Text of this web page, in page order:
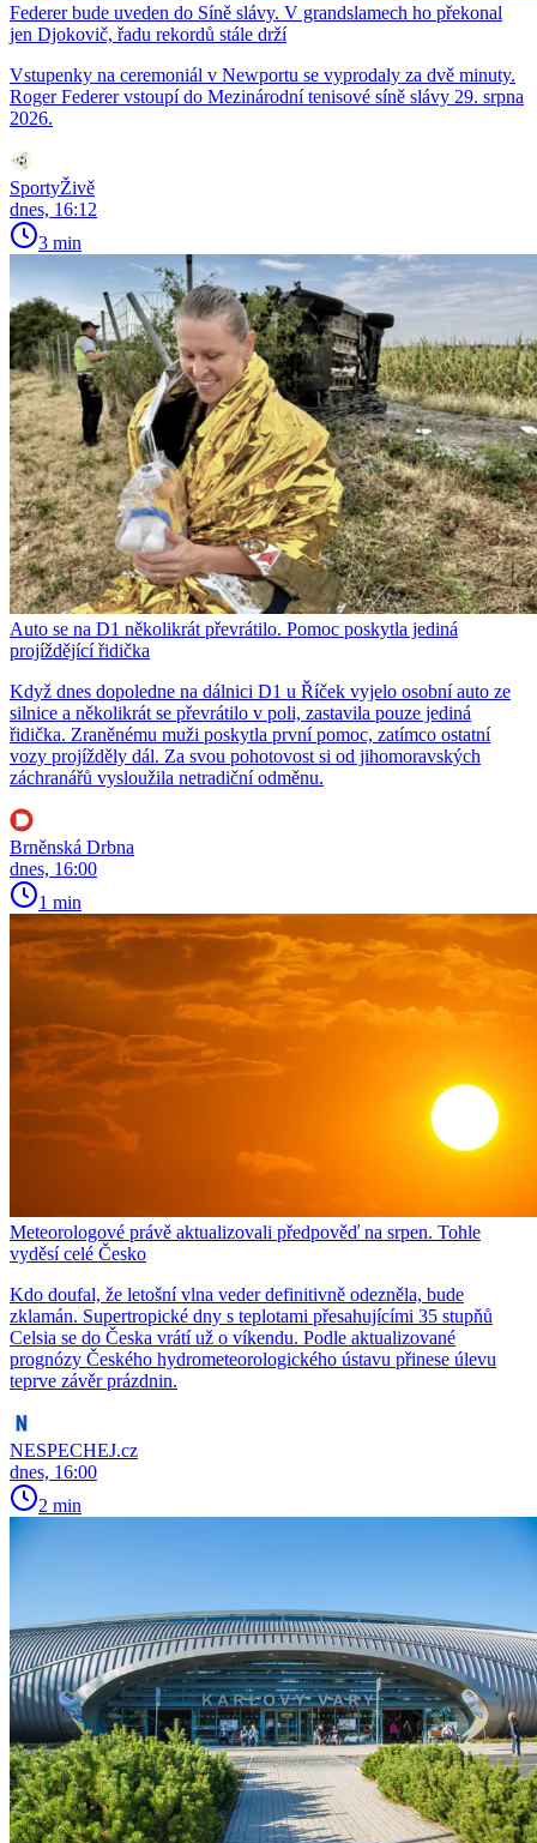
Federer bude uveden do Síně slávy. V grandslamech ho překonal
jen Djokovič, řadu rekordů stále drží
Vstupenky na ceremoniál v Newportu se vyprodaly za dvě minuty.
Roger Federer vstoupí do Mezinárodní tenisové síně slávy 29. srpna
2026.
SportyŽivě
dnes, 16:12
3 min
Auto se na D1 několikrát převrátilo. Pomoc poskytla jediná
projíždějící řidička
Když dnes dopoledne na dálnici D1 u Říček vyjelo osobní auto ze
silnice a několikrát se převrátilo v poli, zastavila pouze jediná
řidička. Zraněnému muži poskytla první pomoc, zatímco ostatní
vozy projížděly dál. Za svou pohotovost si od jihomoravských
záchranářů vysloužila netradiční odměnu.
Brněnská Drbna
dnes, 16:00
1 min
Meteorologové právě aktualizovali předpověď na srpen. Tohle
vyděsí celé Česko
Kdo doufal, že letošní vlna veder definitivně odezněla, bude
zklamán. Supertropické dny s teplotami přesahujícími 35 stupňů
Celsia se do Česka vrátí už o víkendu. Podle aktualizované
prognózy Českého hydrometeorologického ústavu přinese úlevu
teprve závěr prázdnin.
NESPECHEJ.cz
dnes, 16:00
2 min